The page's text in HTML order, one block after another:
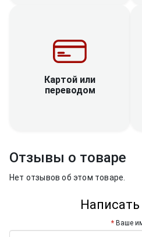
Картой или
переводом
Отзывы о товаре
Нет отзывов об этом товаре.
Ваше